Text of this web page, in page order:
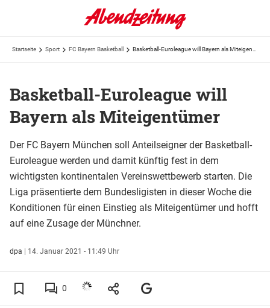
Startseite Sport FC Bayern Basketball
Basketball-Euroleague will
Bayern als Miteigentümer
Der FC Bayern München soll Anteilseigner der Basketball-
Euroleague werden und damit künftig fest in dem
wichtigsten kontinentalen Vereinswettbewerb starten. Die
Liga präsentierte dem Bundesligisten in dieser Woche die
Konditionen für einen Einstieg als Miteigentümer und hofft
auf eine Zusage der Münchner.
dpa | 14. Januar 2021 - 11:49 Uhr
0